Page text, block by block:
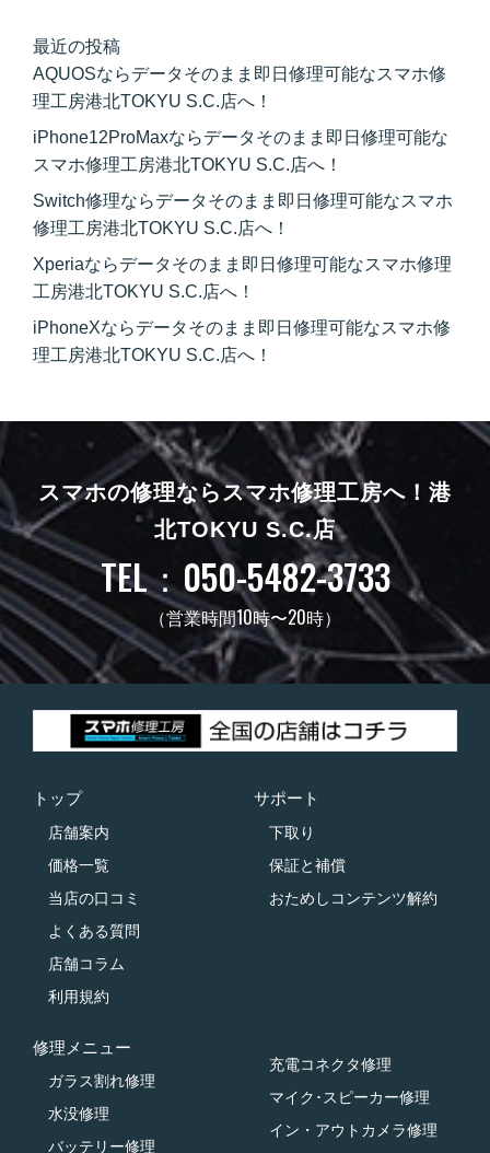
最近の投稿
AQUOSならデータそのまま即日修理可能なスマホ修
理工房港北TOKYU S.C.店へ！
iPhone12ProMaxならデータそのまま即日修理可能な
スマホ修理工房港北TOKYU S.C.店へ！
Switch修理ならデータそのまま即日修理可能なスマホ
修理工房港北TOKYU S.C.店へ！
Xperiaならデータそのまま即日修理可能なスマホ修理
工房港北TOKYU S.C.店へ！
iPhoneXならデータそのまま即日修理可能なスマホ修
理工房港北TOKYU S.C.店へ！
スマホの修理ならスマホ修理工房へ！ 港
北TOKYU S.C.店
TEL：050-5482-3733
（営業時間10時〜20時）
トップ
店舗案内
価格一覧
当店の口コミ
よくある質問
店舗コラム
利用規約
サポート
下取り
保証と補償
おためしコンテンツ解約
修理メニュー
ガラス割れ修理
水没修理
バッテリー修理
充電コネクタ修理
マイク･スピーカー修理
イン・アウトカメラ修理